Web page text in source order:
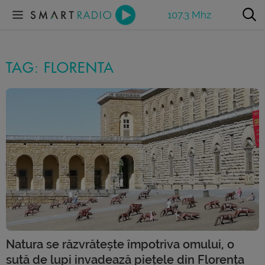
107.3 Mhz
TAG: FLORENTA
Natura se răzvrătește împotriva omului, o
sută de lupi invadează piețele din Florența